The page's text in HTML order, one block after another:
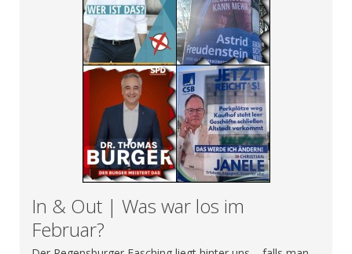
In & Out | Was war los im
Februar?